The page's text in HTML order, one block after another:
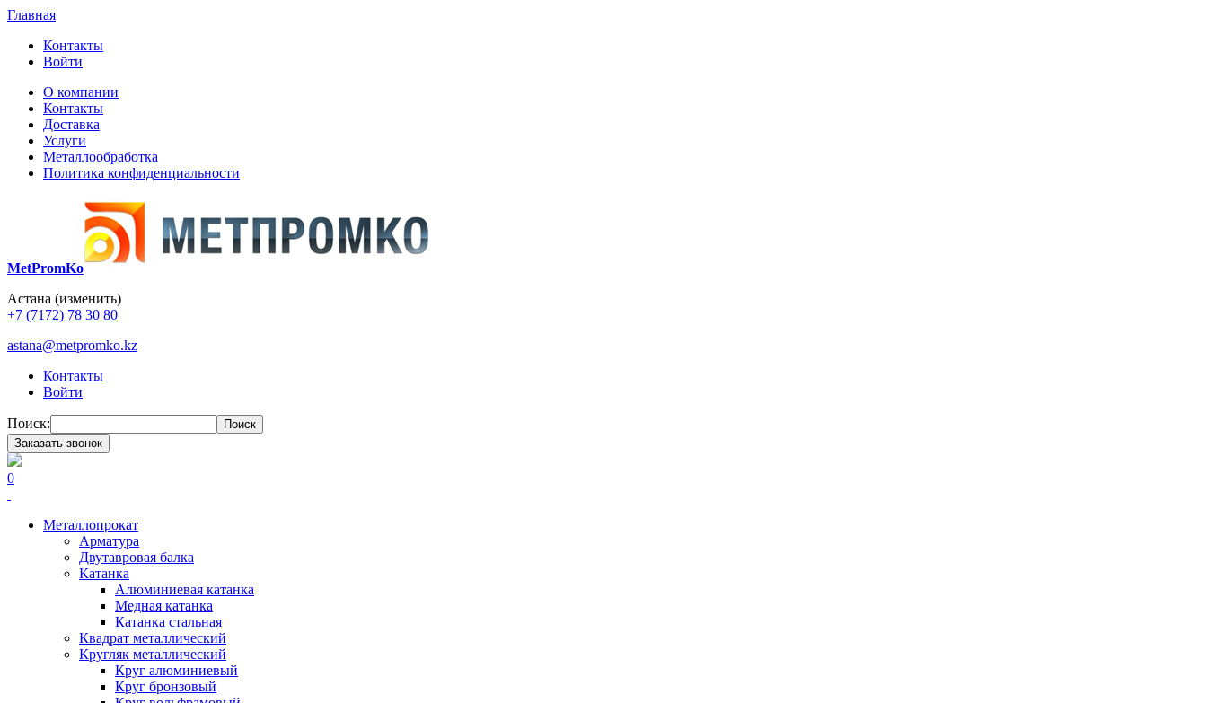
Главная
Контакты
Войти
О компании
Контакты
Доставка
Услуги
Металлообработка
Политика конфиденциальности
MetPromKo
Астана (изменить)
+7 (7172) 78 30 80
astana@metpromko.kz
Контакты
Войти
Поиск:
Поиск
Заказать звонок
0
Металлопрокат
Арматура
Двутавровая балка
Катанка
Алюминиевая катанка
Медная катанка
Катанка стальная
Квадрат металлический
Кругляк металлический
Круг алюминиевый
Круг бронзовый